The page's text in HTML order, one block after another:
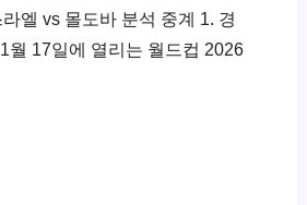
엘 vs 몰도바 분석 중계 1. 경
월 17일에 열리는 월드컵 2026